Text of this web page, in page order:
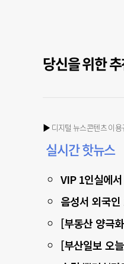
당신을 위한
▶ 디지털 뉴스콘텐츠 이용
실시간 핫뉴스
VIP 1인실에
음성서 외국
[부동산 양극
[부산일보 오